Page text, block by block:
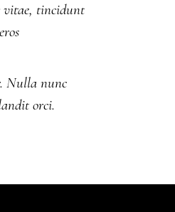
vitae, tincidunt
Nulla nunc
orci.